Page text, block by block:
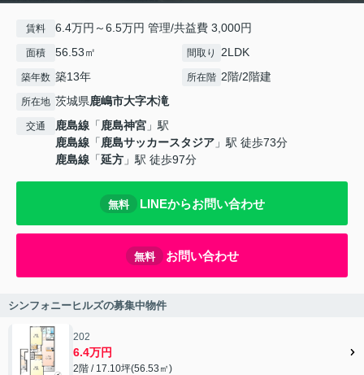
賃料 6.4万円～6.5万円 管理/共益費 3,000円
面積 56.53㎡ 間取り 2LDK
築年数 築13年 所在階 2階/2階建
所在地 茨城県鹿嶋市大字木滝
交通 鹿島線 「鹿島神宮 」駅
鹿島線 「鹿島サッカースタジア 」駅 徒歩73分
鹿島線 「延方 」駅 徒歩97分
無料 LINEからお問い合わせ
無料 お問い合わせ
シンフォニーヒルズの募集中物件
202
6.4万円
2階 / 17.10坪(56.53㎡)